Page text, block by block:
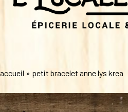
accueil » petit bracelet anne lys krea